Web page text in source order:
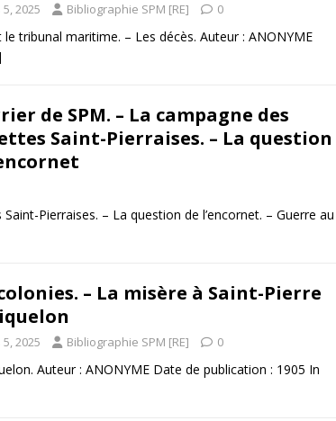
2025 Bibliographie SPM [RE] 0
tribunal maritime. – Les décès. Auteur : ANONYME
de SPM. – La campagne des
Saint-Pierraises. – La question
Pierraises. – La question de l’encornet. – Guerre au
– La misère à Saint-Pierre
2025 Bibliographie SPM [RE] 0
Auteur : ANONYME Date de publication : 1905 In